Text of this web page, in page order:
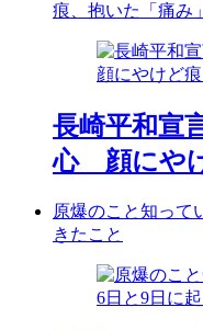
痕、抱いた「痛み」
長崎平和宣
心 顔にや
原爆のこと知って
きたこと